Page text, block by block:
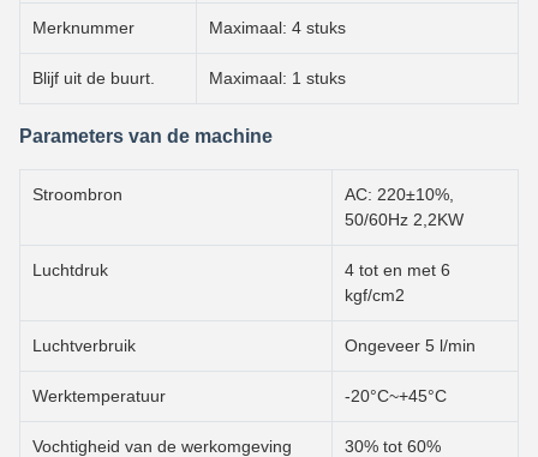
Merknummer Maximaal: 4 stuks
Blijf uit de buurt. Maximaal: 1 stuks
Parameters van de machine
Stroombron
AC: 220±10%,
50/60Hz 2,2KW
Luchtdruk
4 tot en met 6
kgf/cm2
Luchtverbruik Ongeveer 5 l/min
Werktemperatuur -20°C~+45°C
Vochtigheid van de werkomgeving 30% tot 60%